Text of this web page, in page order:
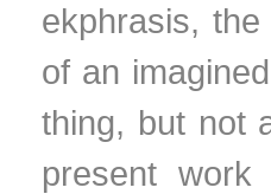
ekphrasis,
of an
thing, but not
present